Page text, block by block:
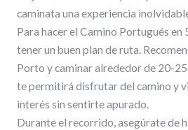
caminata una experiencia
Para hacer el Camino Portugués en
tener un buen plan de ruta.
Porto y caminar alrededor de 20-
te permitirá disfrutar del camino y
interés sin sentirte apurado.
Durante el recorrido, asegúrate de